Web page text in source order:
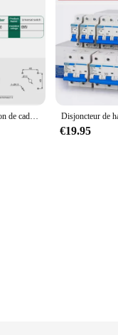
Sélecteur de déconnexion de cadenas avec panneau marche-arrêt, remplacement de commande d'alimentation, SVW30, 3P, 4P, 690V, 25 A, 32 A, 40 A, 63 A, 80 A, 100A
€19.95